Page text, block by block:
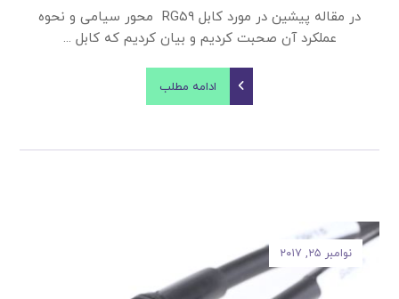
در مقاله پیشین در مورد کابل RG۵۹ محور سیامی و نحوه
عملکرد آن صحبت کردیم و بیان کردیم که کابل ...
ادامه مطلب
نوامبر ۲۵, ۲۰۱۷